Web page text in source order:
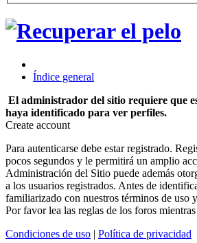
Índice general
El administrador del sitio requiere que
haya identificado para ver perfiles.
Create account
Para autenticarse debe estar registrado.
pocos segundos y le permitirá un amplio
Administración del Sitio puede además
a los usuarios registrados. Antes de
familiarizado con nuestros términos de uso
Por favor lea las reglas de los foros
Condiciones de uso
Política de privacidad